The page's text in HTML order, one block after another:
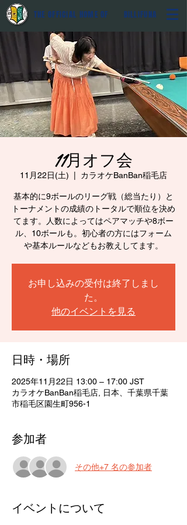
THE OFFICIAL HOME OF BILLIFUNA
11月オフ会
11月22日(土) カラオケBanBan稲毛店
基本的に9ボールのリーグ戦（総当たり）と
トーナメントの成績のトータルで順位を決め
てます。人数によってはペアマッチや8ボー
ル、10ボールも。初心者の方にはフォーム
や基本ルールなどもお教えしてます。
お申し込みの受付は終了しまし
た。
他のイベントを見る
日時・場所
2025年11月22日 13:00 – 17:00 JST
カラオケBanBan稲毛店, 日本、千葉県千葉
市稲毛区園生町956-1
参加者
その他+7 名の参加者
イベントについて